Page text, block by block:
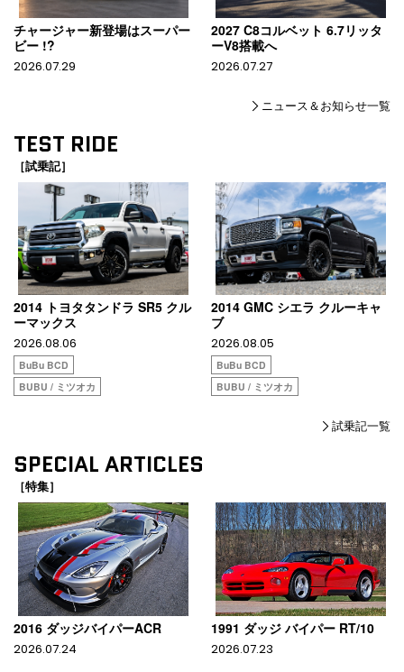
チャージャー新登場はスーパー
ビー !?
2026.07.29
2027 C8コルベット 6.7リッタ
ーV8搭載へ
2026.07.27
ニュース＆お知らせ一覧
TEST RIDE
［試乗記］
2014 トヨタタンドラ SR5 クル
ーマックス
2026.08.06
BuBu BCD
BUBU / ミツオカ
2014 GMC シエラ クルーキャ
ブ
2026.08.05
BuBu BCD
BUBU / ミツオカ
試乗記一覧
SPECIAL ARTICLES
［特集］
2016 ダッジバイパーACR
2026.07.24
1991 ダッジ バイパー RT/10
2026.07.23